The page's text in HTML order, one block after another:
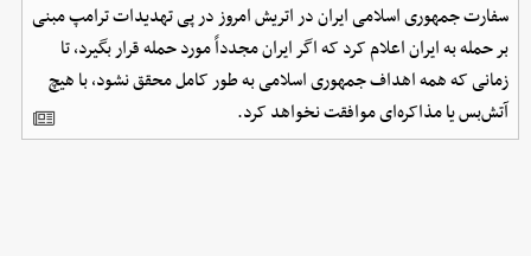
سفارت جمهوری اسلامی ایران در اتریش امروز در پی تهدیدات ترامپ مبنی
بر حمله به ایران اعلام کرد که اگر ایران مجدداً مورد حمله قرار بگیرد، تا
زمانی که همه اهداف جمهوری اسلامی به طور کامل محقق نشود، با هیچ
آتش‌بس یا مذاکره‌ای موافقت نخواهد کرد.